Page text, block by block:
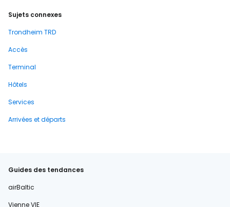
Sujets connexes
Trondheim TRD
Accès
Terminal
Hôtels
Services
Arrivées et départs
Guides des tendances
airBaltic
Vienne VIE